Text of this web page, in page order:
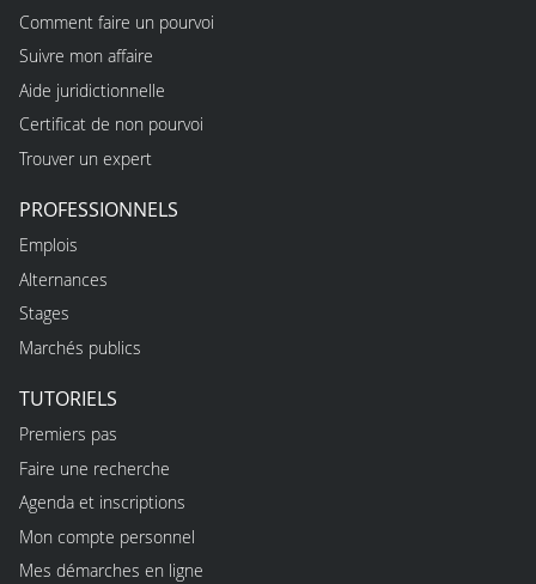
Comment faire un pourvoi
Suivre mon affaire
Aide juridictionnelle
Certificat de non pourvoi
Trouver un expert
PROFESSIONNELS
Emplois
Alternances
Stages
Marchés publics
TUTORIELS
Premiers pas
Faire une recherche
Agenda et inscriptions
Mon compte personnel
Mes démarches en ligne